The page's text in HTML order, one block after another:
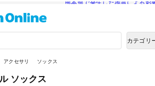
熊本県で発生した地震による影
カテゴリ
アクセサリ ソックス
ソックス